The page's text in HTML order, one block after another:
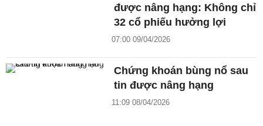
được nâng hạng: Không chỉ
32 cổ phiếu hưởng lợi
07:00 09/04/2026
Chứng khoán bùng nổ sau
tin được nâng hạng
11:09 08/04/2026